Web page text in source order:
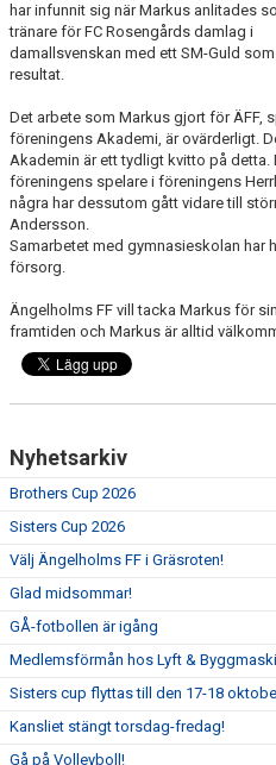
har infunnit sig när Markus anlitades
tränare för FC Rosengårds damlag i
damallsvenskan med ett SM-Guld som
resultat.
Det arbete som Markus gjort för ÄFF,
föreningens Akademi, är ovärderligt.
Akademin är ett tydligt kvitto på detta.
föreningens spelare i föreningens
några har dessutom gått vidare till
Andersson.
Samarbetet med gymnasieskolan har
försorg.
Ängelholms FF vill tacka Markus för
framtiden och Markus är alltid
Nyhetsarkiv
Brothers Cup 2026
Sisters Cup 2026
Välj Ängelholms FF i Gräsroten!
Glad midsommar!
GÅ-fotbollen är igång
Medlemsförmån hos Lyft &
Sisters cup flyttas till den 17-18
Kansliet stängt torsdag-fredag!
Gå på Volleyboll!